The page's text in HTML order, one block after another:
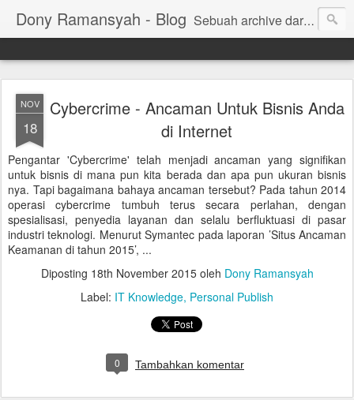
Dony Ramansyah - Blog Sebuah archive dari kehidupan - log dari perjalanan dan tujuan | Fell Free ... ( archive of live, log of journey and target | Fell Free ...)
NOV
18
Cybercrime - Ancaman Untuk Bisnis Anda
di Internet
Pengantar 'Cybercrime' telah menjadi ancaman yang signifikan
untuk bisnis di mana pun kita berada dan apa pun ukuran bisnis
nya. Tapi bagaimana bahaya ancaman tersebut? Pada tahun 2014
operasi cybercrime tumbuh terus secara perlahan, dengan
spesialisasi, penyedia layanan dan selalu berfluktuasi di pasar
industri teknologi. Menurut Symantec pada laporan ’Situs Ancaman
Keamanan di tahun 2015’, ...
Diposting 18th November 2015oleh Dony Ramansyah
Label: IT Knowledge Personal Publish
0 Tambahkan komentar